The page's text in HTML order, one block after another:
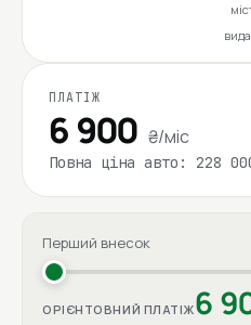
ПЛАТІЖ
6 900 ₴/міс
Повна ціна авто: 228
Перший внесок
ОРІЄНТОВНИЙ ПЛАТІЖ6